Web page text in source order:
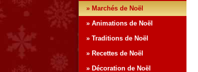
» Marchés de Noël
» Animations de Noël
» Traditions de Noël
» Recettes de Noël
» Décoration de Noël